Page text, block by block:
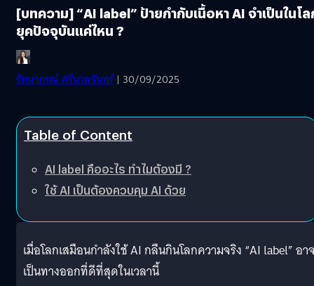
[บทความ] “AI label” ป้ายกำกับเนื้อหา AI จำเป็นในโ
ยุคปัจจุบันแค่ไหน ?
รัตนาภรณ์ ศรีนวลจันทร์| 30/09/2025
Table of Content
AI label คืออะไร ทำไมต้องมี ?
ใช้ AI เป็นต้องควบคุม AI ด้วย
เมื่อโลกเสมือนกำลังใช้ AI กลืนกินโลกความจริง “AI label” อา
เป็นทางออกที่ดีที่สุดในเวลานี้